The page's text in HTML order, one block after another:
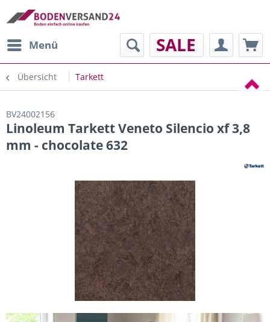
Menü SALE
Übersicht Tarkett
BV24002156
Linoleum Tarkett Veneto Silencio xf 3,8
mm - chocolate 632